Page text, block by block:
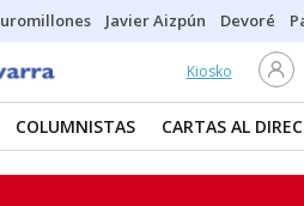
Javier Aizpún Devoré
Kiosko
COLUMNISTAS CARTAS AL